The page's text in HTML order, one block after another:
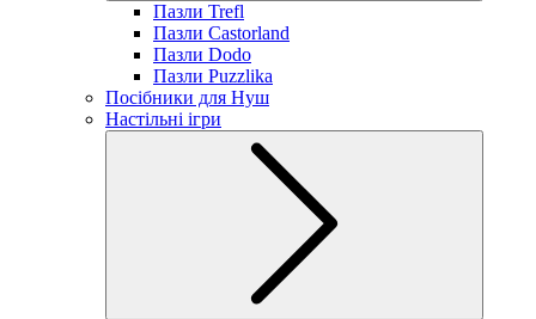
Пазли Trefl
Пазли Castorland
Пазли Dodo
Пазли Puzzlika
Посібники для Нуш
Настільні ігри